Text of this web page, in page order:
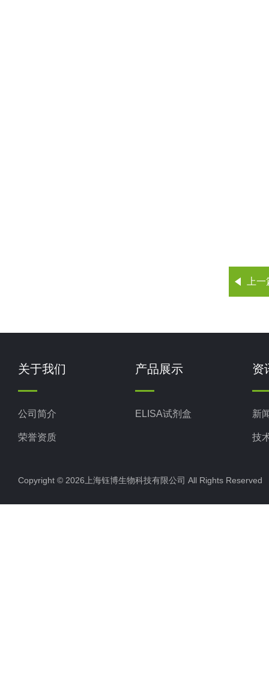
上
关于我们
公司简介
荣誉资质
产品展示
ELISA试剂盒
资
新
技
Copyright © 2026上海钰博生物科技有限公司 All Rights